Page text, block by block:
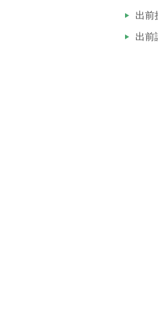
出前
出前